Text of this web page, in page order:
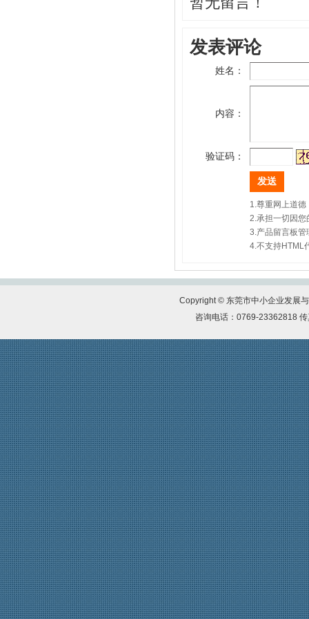
热烈祝贺东莞市中小企业发展与上市促进
上市促进会赴东莞滨海湾新区参观考察
上市促进会参加东莞市重点项目重点企业
融资对接会
【天使口腔】防疫工作，天使口腔一直在
行动
大韩贸易投资振兴公社代表一行到访上市
促进会
市工信局领导到上市促进会调研
莞韶对口帮扶指挥部一行到访上市促进会
上市促进会一行到海南参观考察
企业全生命周期服务体系服务专员系列培
训会第七期顺利举办
热烈祝贺东莞市中小企业发展与上市促进
会 第四届会员代表大会第一次会议圆满
成功
启线上买菜新潮流
【尚鑫新材】鑫膜•防护面罩为抗击疫情
作贡献
【康福星】家用消毒设备为抗击疫情作贡
献 ——康福星公司捐赠一批“清水洗涤
宝”给武汉、荆州、宜昌、麻城、恩施等
地的医院使用
【天福集团】天福按下“加速键”四月开店
123间
【天使口腔】防疫工作，天使口腔一直在
行动
【比伦纸业】好家风•抗菌纸巾为抗击疫
情作贡献
【天福集团】天福联合京东抗击疫情，开
启线上买菜新潮流
【尚鑫新材】鑫膜•防护面罩为抗击疫情
作贡献
发表评论
姓名：
内容：
验证码：
1.尊重网上道
2.承担一切因您
3.产品留言板管
4.不支持HTML
Copyright © 东莞市中小企业发展
咨询电话：0769-23362818